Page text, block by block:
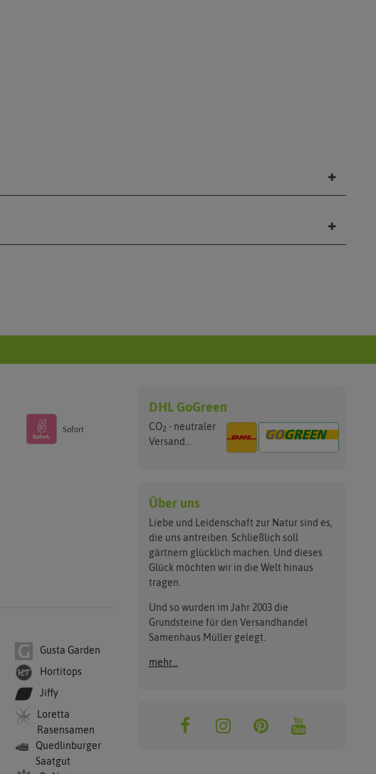
Sofort
Gusta Garden
Hortitops
Jiffy
Loretta
Rasensamen
Quedlinburger
Saatgut
DHL GoGreen
CO2 - neutraler
Versand...
Über uns
Liebe und Leidenschaft zur Natur sind es,
die uns antreiben. Schließlich soll
gärtnern glücklich machen. Und dieses
Glück möchten wir in die Welt hinaus
tragen.
Und so wurden im Jahr 2003 die
Grundsteine für den Versandhandel
Samenhaus Müller gelegt.
mehr...